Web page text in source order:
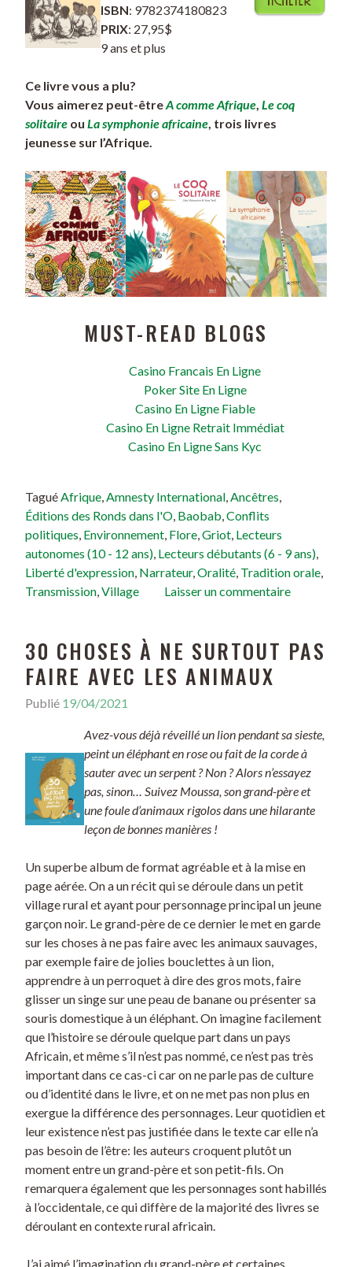
ISBN: 9782374180823
PRIX: 27,95$
9 ans et plus
Ce livre vous a plu?
Vous aimerez peut-êtreA comme Afrique, Le coq
solitaire ou La symphonie africaine, trois livres
jeunesse sur l’Afrique.
MUST-READ BLOGS
Casino Francais En Ligne
Poker Site En Ligne
Casino En Ligne Fiable
Casino En Ligne Retrait Immédiat
Casino En Ligne Sans Kyc
TaguéAfrique,Amnesty International,Ancêtres,
Éditions des Ronds dans l'O, Baobab,Conflits
politiques, Environnement, Flore,Griot, Lecteurs
autonomes (10 - 12 ans), Lecteurs débutants (6 - 9 ans),
Liberté d'expression, Narrateur,Oralité, Tradition orale,
Transmission,Village Laisser un commentaire
30 CHOSES À NE SURTOUT PAS
FAIRE AVEC LES ANIMAUX
Publié 19/04/2021
Avez-vous déjà réveillé un lion pendant sa sieste,
peint un éléphant en rose ou fait de la corde à
sauter avec un serpent ? Non ? Alors n’essayez
pas, sinon… Suivez Moussa, son grand-père et
une foule d’animaux rigolos dans une hilarante
leçon de bonnes manières !
Un superbe album de format agréable et à la mise en
page aérée. On a un récit qui se déroule dans un petit
village rural et ayant pour personnage principal un jeune
garçon noir. Le grand-père de ce dernier le met en garde
sur les choses à ne pas faire avec les animaux sauvages,
par exemple faire de jolies bouclettes à un lion,
apprendre à un perroquet à dire des gros mots, faire
glisser un singe sur une peau de banane ou présenter sa
souris domestique à un éléphant. On imagine facilement
que l’histoire se déroule quelque part dans un pays
Africain, et même s’il n’est pas nommé, ce n’est pas très
important dans ce cas-ci car on ne parle pas de culture
ou d’identité dans le livre, et on ne met pas non plus en
exergue la différence des personnages. Leur quotidien et
leur existence n’est pas justifiée dans le texte car elle n’a
pas besoin de l’être: les auteurs croquent plutôt un
moment entre un grand-père et son petit-fils. On
remarquera également que les personnages sont habillés
à l’occidentale, ce qui diffère de la majorité des livres se
déroulant en contexte rural africain.
J’ai aimé l’imagination du grand-père et certaines